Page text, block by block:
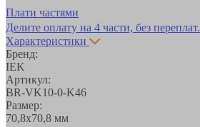
Плати частями
Делите оплату на 4 части, без переплат.
Характеристики
Бренд:
IEK
Артикул:
BR-VK10-0-K46
Размер:
70,8х70,8 мм